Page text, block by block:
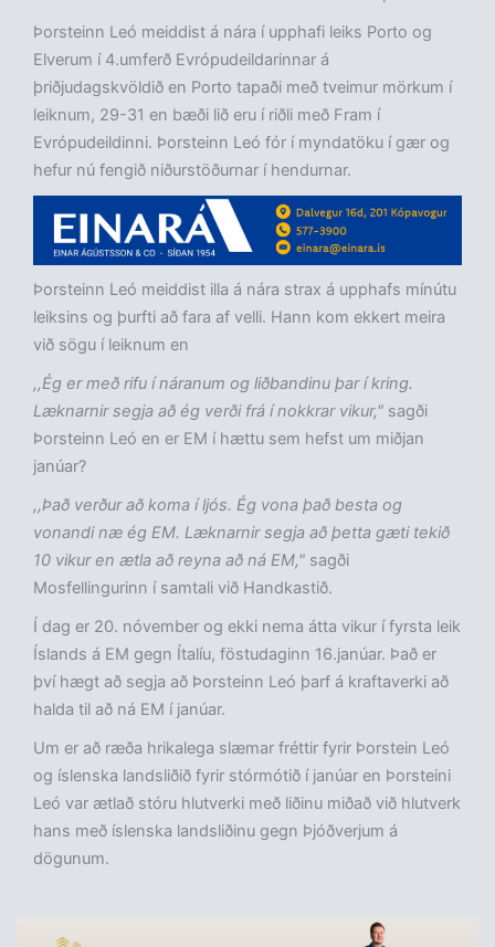
Þorsteinn Leó meiddist á nára í upphafi leiks Porto og
Elverum í 4.umferð Evrópudeildarinnar á
þriðjudagskvöldið en Porto tapaði með tveimur mörkum í
leiknum, 29-31 en bæði lið eru í riðli með Fram í
Evrópudeildinni. Þorsteinn Leó fór í myndatöku í gær og
hefur nú fengið niðurstöðurnar í hendurnar.
Þorsteinn Leó meiddist illa á nára strax á upphafs mínútu
leiksins og þurfti að fara af velli. Hann kom ekkert meira
við sögu í leiknum en
,,Ég er með rifu í náranum og liðbandinu þar í kring.
Læknarnir segja að ég verði frá í nokkrar vikur," sagði
Þorsteinn Leó en er EM í hættu sem hefst um miðjan
janúar?
,,Það verður að koma í ljós. Ég vona það besta og
vonandi næ ég EM. Læknarnir segja að þetta gæti tekið
10 vikur en ætla að reyna að ná EM," sagði
Mosfellingurinn í samtali við Handkastið.
Í dag er 20. nóvember og ekki nema átta vikur í fyrsta leik
Íslands á EM gegn Ítalíu, föstudaginn 16.janúar. Það er
því hægt að segja að Þorsteinn Leó þarf á kraftaverki að
halda til að ná EM í janúar.
Um er að ræða hrikalega slæmar fréttir fyrir Þorstein Leó
og íslenska landsliðið fyrir stórmótið í janúar en Þorsteini
Leó var ætlað stóru hlutverki með liðinu miðað við hlutverk
hans með íslenska landsliðinu gegn Þjóðverjum á
dögunum.